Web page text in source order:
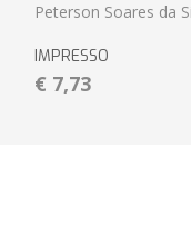
Peterson Soares da
IMPRESSO
€ 7,73